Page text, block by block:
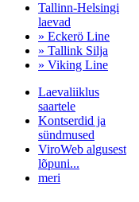
Tallinn-Helsingi
laevad
» Eckerö Line
» Tallink Silja
» Viking Line
Laevaliiklus
saartele
Kontserdid ja
sündmused
ViroWeb algusest
lõpuni...
meri